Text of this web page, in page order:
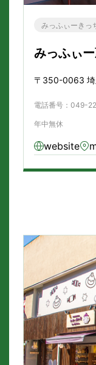
みっふぃーきっ
みっふぃ
〒350-0063 埼
電話番号： 049-
年中無休
website